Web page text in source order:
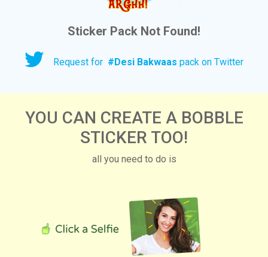
Sticker Pack Not Found!
Request for # Desi Bakwaas pack on Twitter
YOU CAN CREATE A BOBBLE
STICKER TOO!
all you need to do is